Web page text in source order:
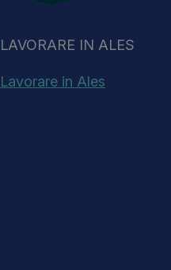
LAVORARE IN ALES
Lavorare in Ales